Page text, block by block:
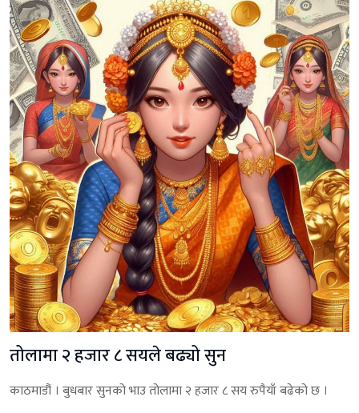
तोलामा २ हजार ८ सयले बढ्यो सुन
काठमाडौं । बुधबार सुनको भाउ तोलामा २ हजार ८ सय रुपैयाँ बढेको छ ।